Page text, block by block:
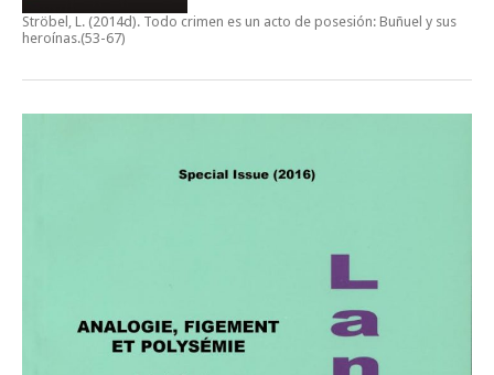
Ströbel, L. (2014d). Todo crimen es un acto de posesión: Buñuel y sus
heroínas.(53-67)